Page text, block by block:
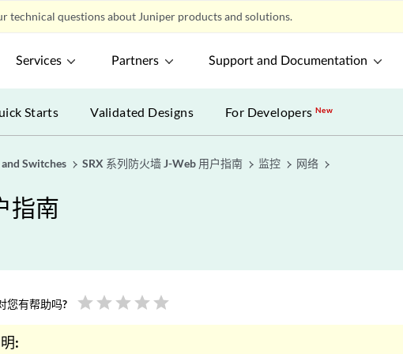
technical questions about Juniper products and solutions.
Services Partners Support and Documentation
Starts Validated Designs For DevelopersNew
Switches SRX 系列防火墙 J-Web 用户指南 监控 网络
指南
您有帮助吗? star star star star star
: